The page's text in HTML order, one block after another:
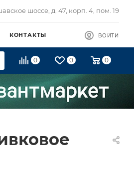
шоссе, д. 47, корп. 4, пом. 19
КОНТАКТЫ ВОЙТИ
0 0 0